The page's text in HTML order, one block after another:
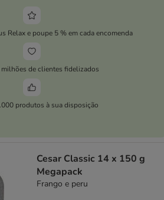
Relax e poupe 5 % em cada encomenda
milhões de clientes fidelizados
produtos à sua disposição
Cesar Classic 14 x 150 g
Megapack
Frango e peru